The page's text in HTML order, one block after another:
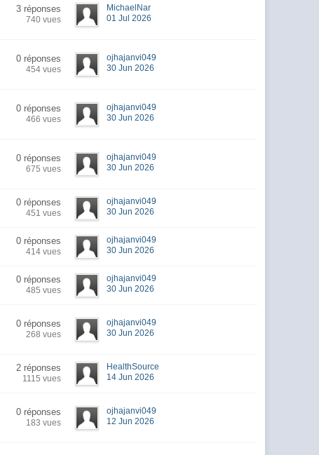
3 réponses
740 vues
MichaelNar
01 Jul 2026
0 réponses
454 vues
ojhajanvi049
30 Jun 2026
0 réponses
466 vues
ojhajanvi049
30 Jun 2026
0 réponses
675 vues
ojhajanvi049
30 Jun 2026
0 réponses
451 vues
ojhajanvi049
30 Jun 2026
0 réponses
414 vues
ojhajanvi049
30 Jun 2026
0 réponses
485 vues
ojhajanvi049
30 Jun 2026
0 réponses
268 vues
ojhajanvi049
30 Jun 2026
2 réponses
1115 vues
HealthSource
14 Jun 2026
0 réponses
183 vues
ojhajanvi049
12 Jun 2026